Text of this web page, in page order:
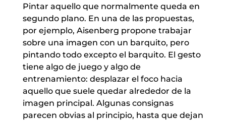
Pintar aquello que normalmente queda en
segundo plano. En una de las propuestas,
por ejemplo, Aisenberg propone trabajar
sobre una imagen con un barquito, pero
pintando todo excepto el barquito. El gesto
tiene algo de juego y algo de
entrenamiento: desplazar el foco hacia
aquello que suele quedar alrededor de la
imagen principal. Algunas consignas
parecen obvias al principio, hasta que dejan